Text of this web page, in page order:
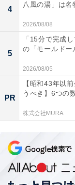
※プランにより時
あわせて読みたい
【
4
八風の湯」は名
2026/08/08
5
「15分で完成
の「モールドー
2026/08/05
PR
【昭和43年以
うべき】6つの
株式会社MURA